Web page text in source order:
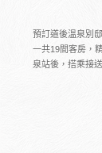
預訂道後溫泉別
一共19間客房，
泉站後，搭乘接